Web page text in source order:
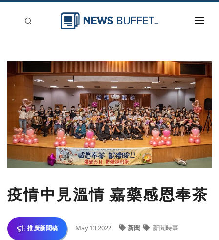
新聞稿分類
登入
刊登
疫情中見溫情 嘉藥感恩奉茶
推廣新聞稿 May 13,2022 新聞 新聞時事